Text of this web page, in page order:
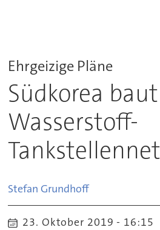
Ehrgeizige Pläne
Südkorea baut
Wasserstoff-
Stefan Grundhoff
23. Oktober 2019 - 16:15